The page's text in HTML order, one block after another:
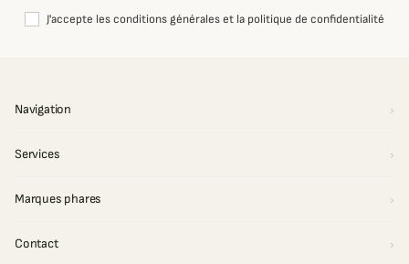
J'accepte les conditions générales et la politique de confidentialité
Navigation
Services
Marques phares
Contact